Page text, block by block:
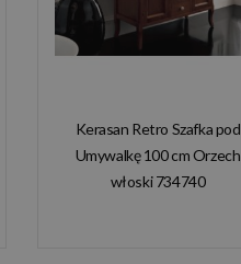
Kerasan Retro Szafka pod
Umywalkę 100 cm Orzech
włoski 734740